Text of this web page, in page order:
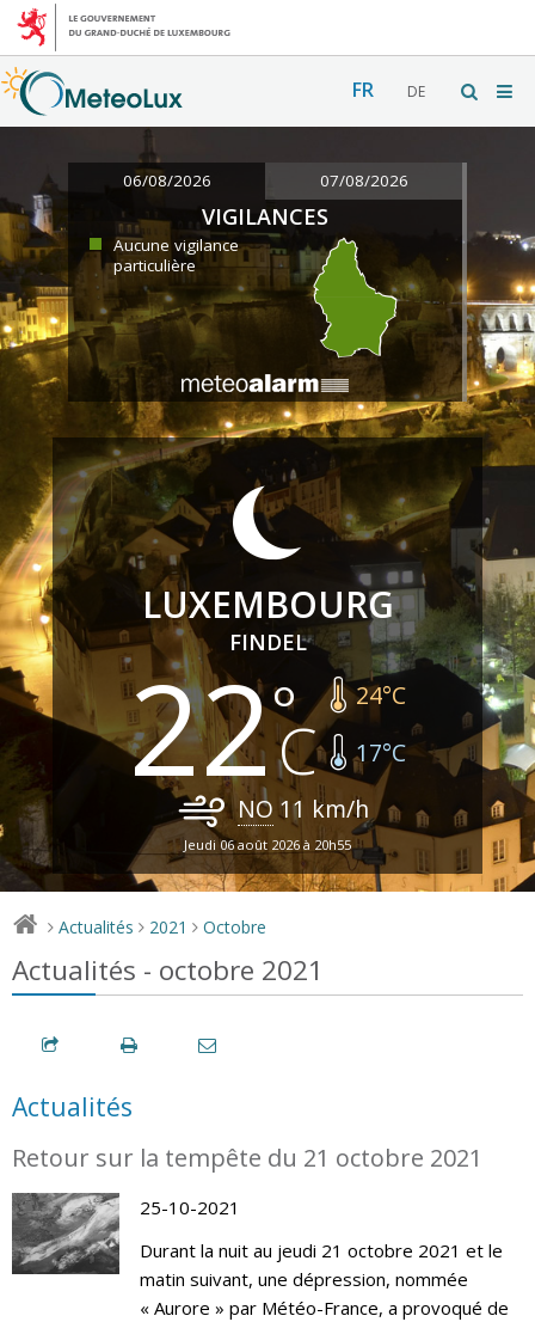
FR DE
06/08/2026 07/08/2026
VIGILANCES
Aucune vigilance
particulière
LUXEMBOURG
FINDEL
22 24°C
17°C
NO 11 km/h
Jeudi 06 août 2026 à 20h55
> Actualités > 2021 > Octobre
Actualités - octobre 2021
Actualités
Retour sur la tempête du 21 octobre 2021
25-10-2021
Durant la nuit au jeudi 21 octobre 2021 et le
matin suivant, une dépression, nommée
« Aurore » par Météo-France, a provoqué de